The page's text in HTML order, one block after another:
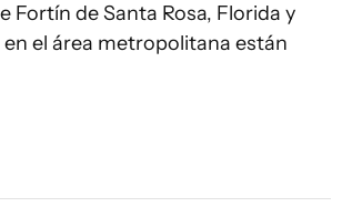
Fortín de Santa Rosa, Florida y
el área metropolitana están